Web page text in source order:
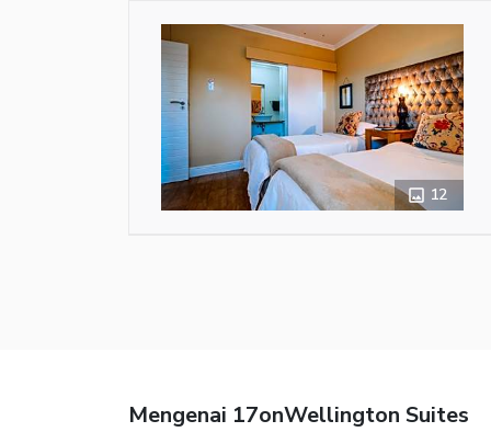
12
Mengenai 17onWellington Suites